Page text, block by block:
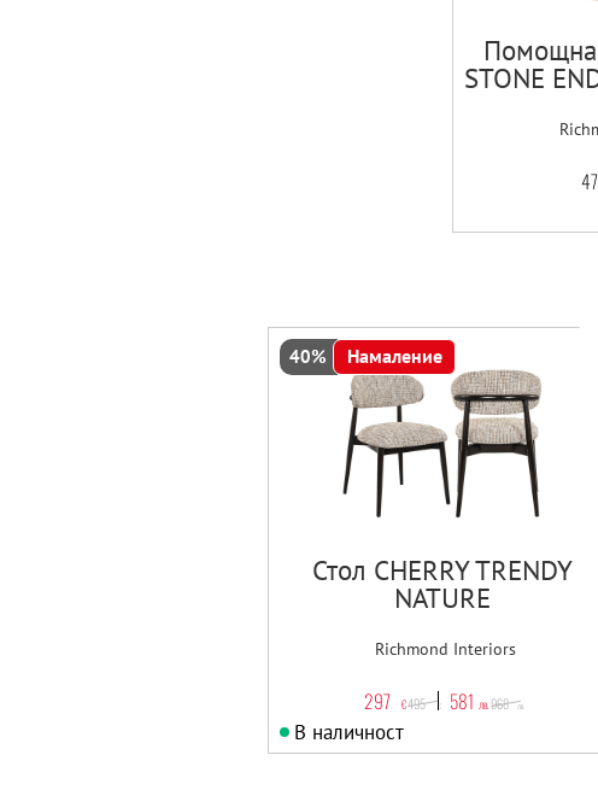
Помощна
STONE
40% Намаление
Стол CHERRY TRENDY
NATURE
Richmond Interiors
297 €495 € 581 лв.968 лв.
В наличност